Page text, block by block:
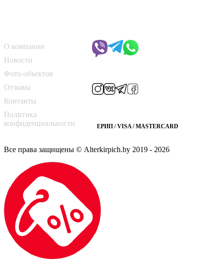
О компании
Новости
Фото объектов
Отзывы
Контакты
Политика
конфиденциальности
ЕРИП / VISA / MASTERCARD
Все права защищены © Alterkirpich.by 2019 - 2026